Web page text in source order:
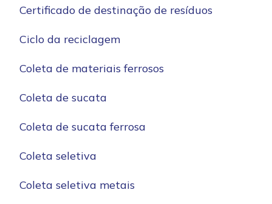
Certificado de destinação de resíduos
Ciclo da reciclagem
Coleta de materiais ferrosos
Coleta de sucata
Coleta de sucata ferrosa
Coleta seletiva
Coleta seletiva metais